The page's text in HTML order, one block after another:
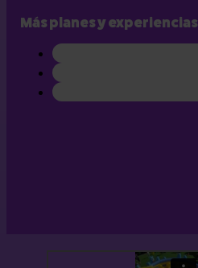
Más planes y experiencias